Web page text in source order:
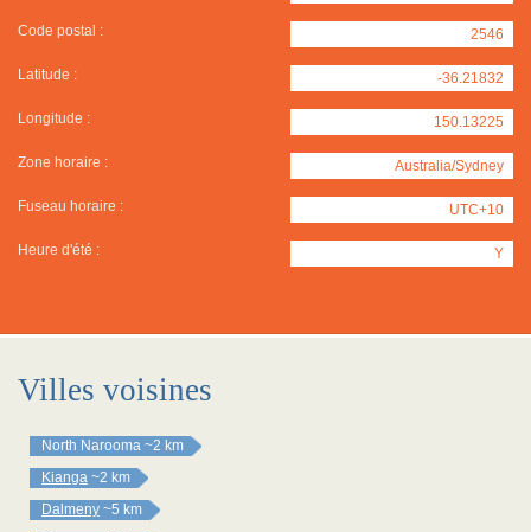
Code postal : 2546
Latitude : -36.21832
Longitude : 150.13225
Zone horaire : Australia/Sydney
Fuseau horaire : UTC+10
Heure d'été : Y
Villes voisines
North Narooma ~2 km
Kianga ~2 km
Dalmeny ~5 km